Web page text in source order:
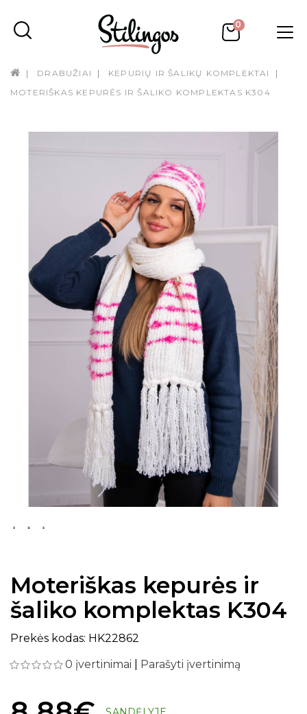
0
DRABUŽIAI
KEPURIŲ IR ŠALIKŲ KOMPLEKTAI
MOTERIŠKAS KEPURĖS IR ŠALIKO KOMPLEKTAS K304
Moteriškas kepurės ir
šaliko komplektas K304
Prekės kodas: HK22862
0 įvertinimai
Parašyti įvertinimą